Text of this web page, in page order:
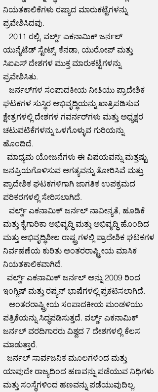
ನಿಯತಕಾಲಿಕೆಗಳು ರಷ್ಯಾದ ಮಾರುಕಟ್ಟೆಗಳನ್ನು
ಪ್ರವೇಶಿಸಿದವು.
2011 ರಲ್ಲಿ, ವರ್ಲ್ಡ್ ಎಕನಾಮಿಕ್ ಜರ್ನಲ್
ಯುನೈಟೆಡ್ ಸ್ಟೇಟ್ಸ್, ಕೆನಡಾ, ಯುರೋಪ್ ಮತ್ತು
ಸಿಐಎಸ್ ದೇಶಗಳ ಮುಕ್ತ ಮಾರುಕಟ್ಟೆಗಳನ್ನು
ಪ್ರವೇಶಿಸಿತು.
ಜರ್ನಲ್‌ಗಳ ಸಂಪಾದಕೀಯ ನೀತಿಯು ಪ್ರಾದೇಶಿಕ
ಘಟಕಗಳ ಸುಸ್ಥಿರ ಅಭಿವೃದ್ಧಿಯನ್ನು ಖಾತ್ರಿಪಡಿಸುವ
ಕ್ಷೇತ್ರಗಳಲ್ಲಿ ದೇಶಗಳ ಗವರ್ನರ್‌ಗಳು ಮತ್ತು ಅಧ್ಯಕ್ಷರ
ಚಟುವಟಿಕೆಗಳನ್ನು ಒಳಗೊಳ್ಳುವ ಗುರಿಯನ್ನು
ಹೊಂದಿದೆ.
ಮಾಧ್ಯಮ ಯೋಜನೆಗಳು ಈ ವಿಷಯವನ್ನು ಮತ್ತಷ್ಟು
ಜನಪ್ರಿಯಗೊಳಿಸುವ ಅಗತ್ಯವನ್ನು ತೋರಿಸಿವೆ ಮತ್ತು
ಪ್ರಾದೇಶಿಕ ಘಟಕಗಳಿಗಾಗಿ ಜಾಗತಿಕ ಉಪಕ್ರಮದ
ಪರಿಕರಗಳಲ್ಲಿ ಸೇರಿಸಲಾಗಿದೆ.
ವರ್ಲ್ಡ್ ಎಕನಾಮಿಕ್ ಜರ್ನಲ್ ನಾವೀನ್ಯತೆ, ಹೂಡಿಕೆ
ಮತ್ತು ಕೈಗಾರಿಕಾ ಅಭಿವೃದ್ಧಿ ಮತ್ತು ಅಭಿವೃದ್ಧಿ ಹೊಂದಿದ
ಮತ್ತು ಅಭಿವೃದ್ಧಿಶೀಲ ರಾಷ್ಟ್ರಗಳಲ್ಲಿ ಪ್ರಾದೇಶಿಕ ಘಟಕಗಳ
ನಿರ್ವಹಣೆಯ ಕುರಿತು ಅಂತರರಾಷ್ಟ್ರೀಯ ಮಾಸಿಕ
ನಿಯತಕಾಲಿಕವಾಗಿದೆ.
ವರ್ಲ್ಡ್ ಎಕನಾಮಿಕ್ ಜರ್ನಲ್ ಅನ್ನು 2009 ರಿಂದ
ಇಂಗ್ಲಿಷ್ ಮತ್ತು ರಷ್ಯನ್ ಭಾಷೆಗಳಲ್ಲಿ ಪ್ರಕಟಿಸಲಾಗಿದೆ.
ಅಂತರರಾಷ್ಟ್ರೀಯ ಸಂಪಾದಕೀಯ ಮಂಡಳಿಯು
ಪತ್ರಿಕೆಯನ್ನು ಸಿದ್ಧಪಡಿಸುತ್ತದೆ. ವರ್ಲ್ಡ್ ಎಕನಾಮಿಕ್
ಜರ್ನಲ್ ವರದಿಗಾರರು ವಿಶ್ವದ 7 ದೇಶಗಳಲ್ಲಿ ಕೆಲಸ
ಮಾಡುತ್ತಾರೆ.
ಜರ್ನಲ್ ಸಾರ್ವಜನಿಕ ಮೂಲಗಳಿಂದ ಮತ್ತು
ಯಾವುದೇ ರಾಜ್ಯದಿಂದ ಹಣವನ್ನು ಪಡೆಯುವ ನಿಧಿಗಳು
ಮತ್ತು ಸಂಸ್ಥೆಗಳಿಂದ ಹಣವನ್ನು ಪಡೆಯುವುದಿಲ್ಲ.